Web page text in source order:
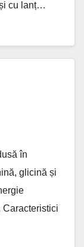
cu lanț…
în
glicină și
Caracteristici